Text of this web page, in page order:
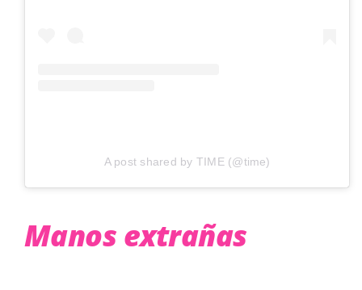
A post shared by TIME (@time)
Manos extrañas